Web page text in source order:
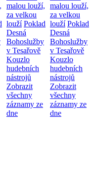
malou louží,
za velkou
louží Poklad
Desná
Bohoslužby
v Tesařově
Kouzlo
hudebních
nástrojů
Zobrazit
všechny
záznamy ze
dne
malou louží,
za velkou
louží Poklad
Desná
Bohoslužby
v Tesařově
Kouzlo
hudebních
nástrojů
Zobrazit
všechny
záznamy ze
dne